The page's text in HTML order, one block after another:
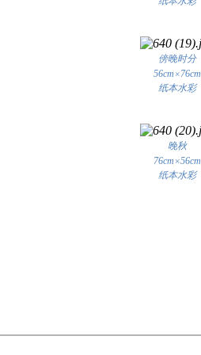
傍晚时分
56cm×76cm
纸本水彩
晚秋
76cm×56cm
纸本水彩